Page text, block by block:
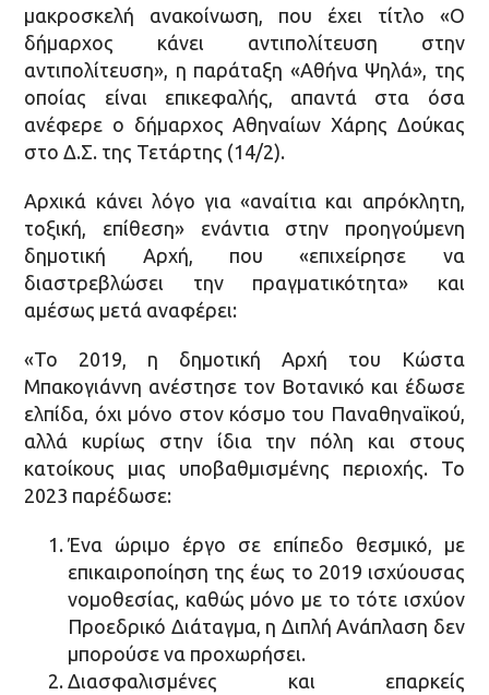
μακροσκελή ανακοίνωση, που έχει τίτλο «Ο
δήμαρχος κάνει αντιπολίτευση στην
αντιπολίτευση», η παράταξη «Αθήνα Ψηλά», της
οποίας είναι επικεφαλής, απαντά στα όσα
ανέφερε ο δήμαρχος Αθηναίων Χάρης Δούκας
στο Δ.Σ. της Τετάρτης (14/2).
Αρχικά κάνει λόγο για «αναίτια και απρόκλητη,
τοξική, επίθεση» ενάντια στην προηγούμενη
δημοτική Αρχή, που «επιχείρησε να
διαστρεβλώσει την πραγματικότητα» και
αμέσως μετά αναφέρει:
«Το 2019, η δημοτική Αρχή του Κώστα
Μπακογιάννη ανέστησε τον Βοτανικό και έδωσε
ελπίδα, όχι μόνο στον κόσμο του Παναθηναϊκού,
αλλά κυρίως στην ίδια την πόλη και στους
κατοίκους μιας υποβαθμισμένης περιοχής. Το
2023 παρέδωσε:
Ένα ώριμο έργο σε επίπεδο θεσμικό, με
επικαιροποίηση της έως το 2019 ισχύουσας
νομοθεσίας, καθώς μόνο με το τότε ισχύον
Προεδρικό Διάταγμα, η Διπλή Ανάπλαση δεν
μπορούσε να προχωρήσει.
Διασφαλισμένες και επαρκείς